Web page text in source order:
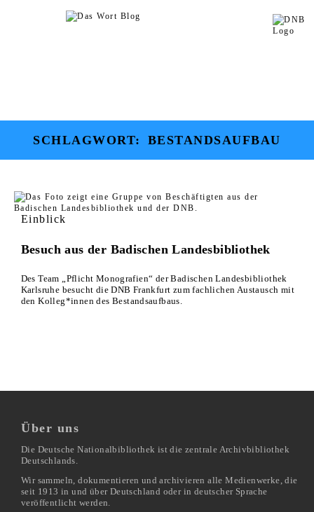
SCHLAGWORT: BESTANDSAUFBAU
Einblick
Besuch aus der Badischen Landesbibliothek
Des Team „Pflicht Monografien“ der Badischen Landesbibliothek
Karlsruhe besucht die DNB Frankfurt zum fachlichen Austausch mit
den Kolleg*innen des Bestandsaufbaus.
Über uns
Die Deutsche Nationalbibliothek ist die zentrale Archivbibliothek
Deutschlands.
Wir sammeln, dokumentieren und archivieren alle Medienwerke, die
seit 1913 in und über Deutschland oder in deutscher Sprache
veröffentlicht werden.